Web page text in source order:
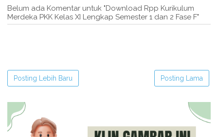
Belum ada Komentar untuk "Download Rpp Kurikulum
Merdeka PKK Kelas XI Lengkap Semester 1 dan 2 Fase F"
Posting Lebih Baru Posting Lama